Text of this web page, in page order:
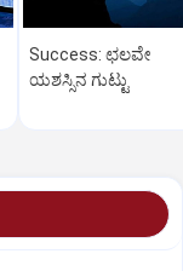
Success: ಛಲವೇ
ಯಶಸ್ಸಿನ ಗುಟ್ಟು